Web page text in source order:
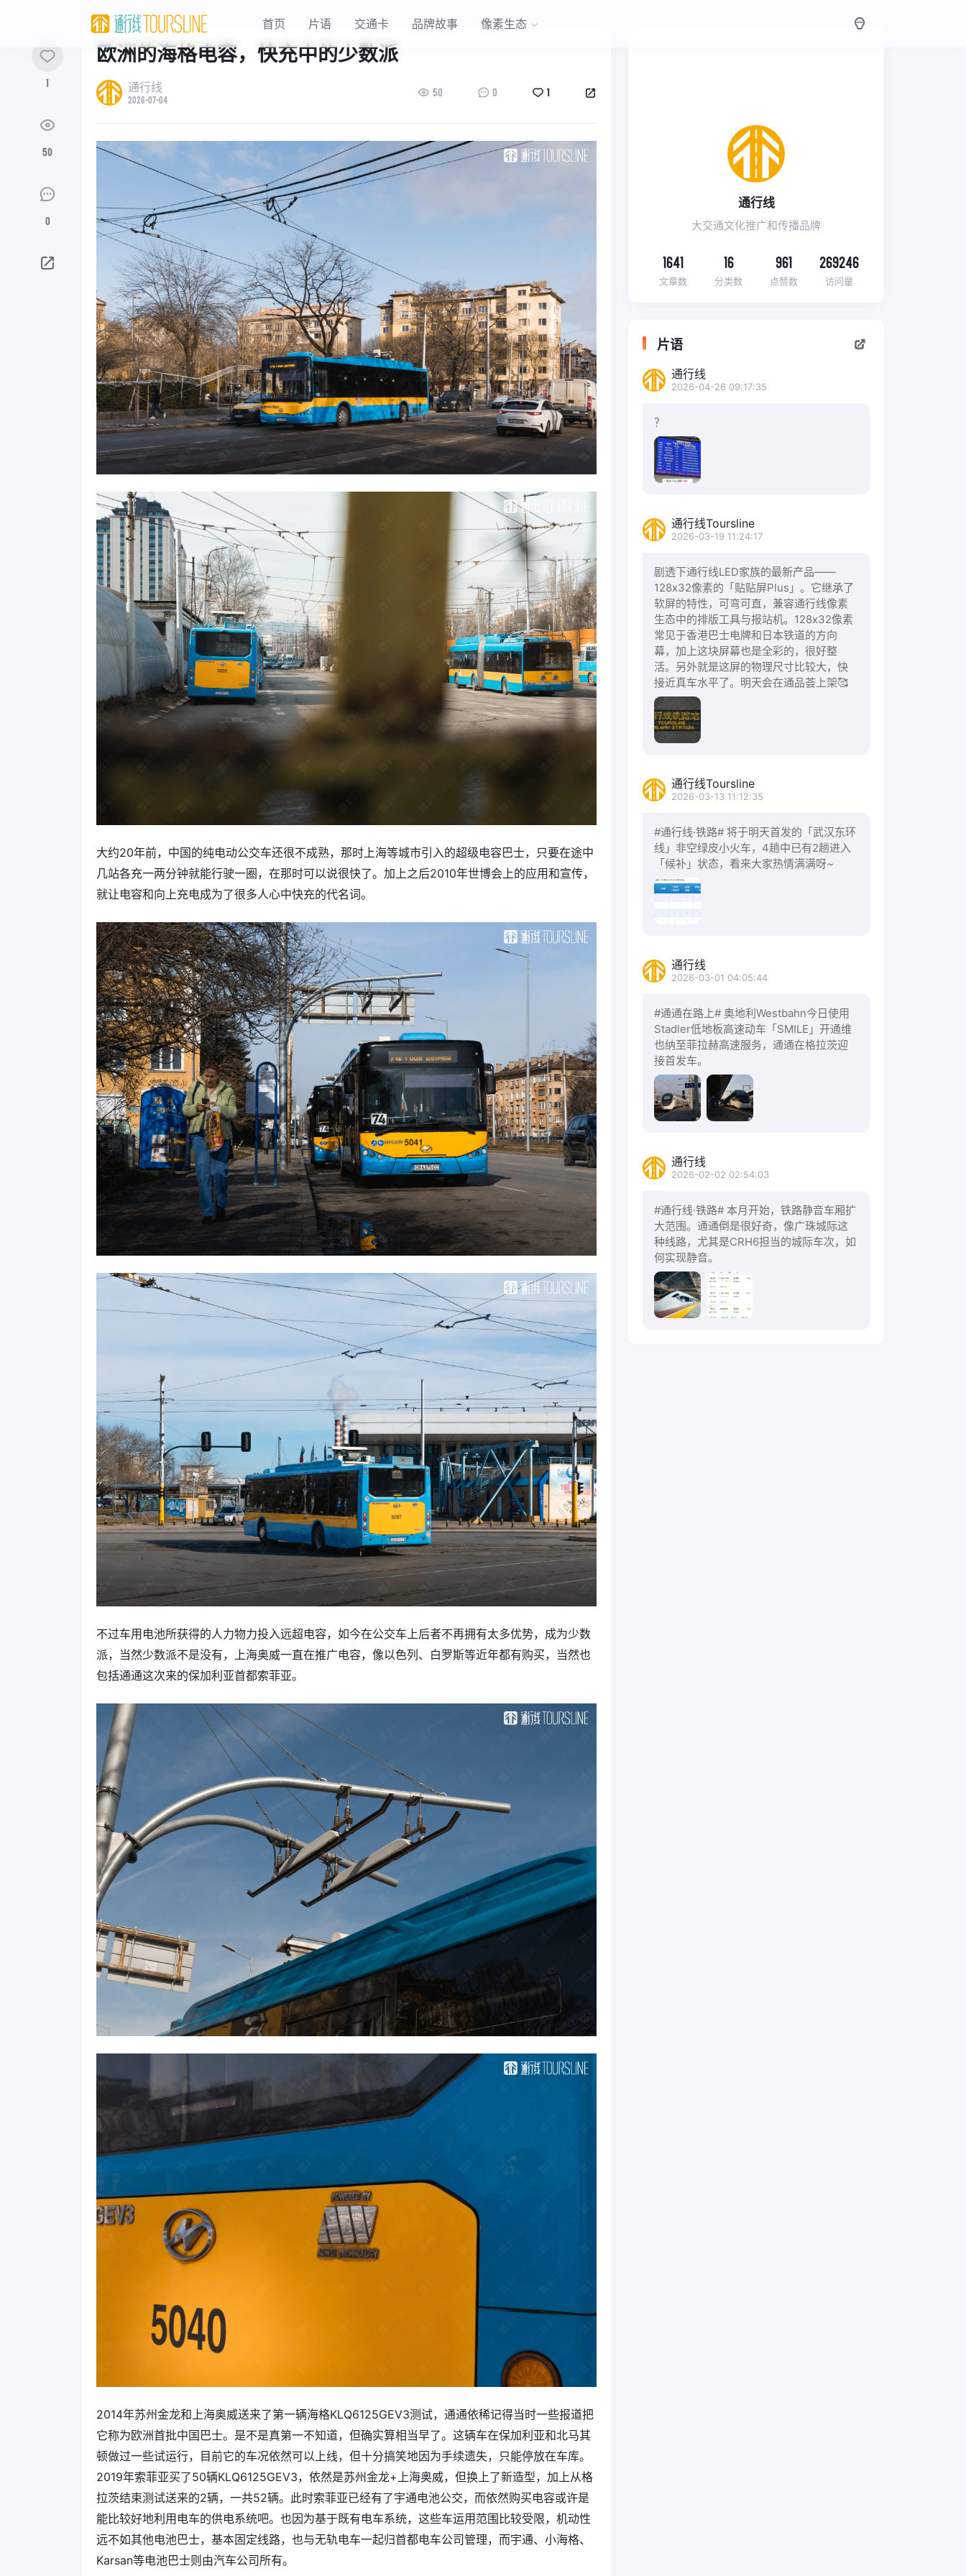
首页 片语 交通卡 品牌故事 像素生态
1
50
0
欧洲的海格电容，快充中的少数派
通行线
2026-07-04
50 0 1
大约20年前，中国的纯电动公交车还很不成熟，那时上海等城市引入的超级电容巴士，只要在途中
几站各充一两分钟就能行驶一圈，在那时可以说很快了。加上之后2010年世博会上的应用和宣传，
就让电容和向上充电成为了很多人心中快充的代名词。
不过车用电池所获得的人力物力投入远超电容，如今在公交车上后者不再拥有太多优势，成为少数
派，当然少数派不是没有，上海奥威一直在推广电容，像以色列、白罗斯等近年都有购买，当然也
包括通通这次来的保加利亚首都索菲亚。
2014年苏州金龙和上海奥威送来了第一辆海格KLQ6125GEV3测试，通通依稀记得当时一些报道把
它称为欧洲首批中国巴士。是不是真第一不知道，但确实算相当早了。这辆车在保加利亚和北马其
顿做过一些试运行，目前它的车况依然可以上线，但十分搞笑地因为手续遗失，只能停放在车库。
2019年索菲亚买了50辆KLQ6125GEV3，依然是苏州金龙+上海奥威，但换上了新造型，加上从格
拉茨结束测试送来的2辆，一共52辆。此时索菲亚已经有了宇通电池公交，而依然购买电容或许是
能比较好地利用电车的供电系统吧。也因为基于既有电车系统，这些车运用范围比较受限，机动性
远不如其他电池巴士，基本固定线路，也与无轨电车一起归首都电车公司管理，而宇通、小海格、
Karsan等电池巴士则由汽车公司所有。
通行线
大交通文化推广和传播品牌
1641
文章数
16
分类数
961
点赞数
269246
访问量
片语
通行线
2026-04-26 09:17:35
？
通行线Toursline
2026-03-19 11:24:17
剧透下通行线LED家族的最新产品——
128x32像素的「贴贴屏Plus」。它继承了
软屏的特性，可弯可直，兼容通行线像素
生态中的排版工具与报站机。128x32像素
常见于香港巴士电牌和日本铁道的方向
幕，加上这块屏幕也是全彩的，很好整
活。另外就是这屏的物理尺寸比较大，快
接近真车水平了。明天会在通品荟上架🥰
通行线Toursline
2026-03-13 11:12:35
#通行线·铁路# 将于明天首发的「武汉东环
线」非空绿皮小火车，4趟中已有2趟进入
「候补」状态，看来大家热情满满呀~
通行线
2026-03-01 04:05:44
#通通在路上# 奥地利Westbahn今日使用
Stadler低地板高速动车「SMILE」开通维
也纳至菲拉赫高速服务，通通在格拉茨迎
接首发车。
通行线
2026-02-02 02:54:03
#通行线·铁路# 本月开始，铁路静音车厢扩
大范围。通通倒是很好奇，像广珠城际这
种线路，尤其是CRH6担当的城际车次，如
何实现静音。